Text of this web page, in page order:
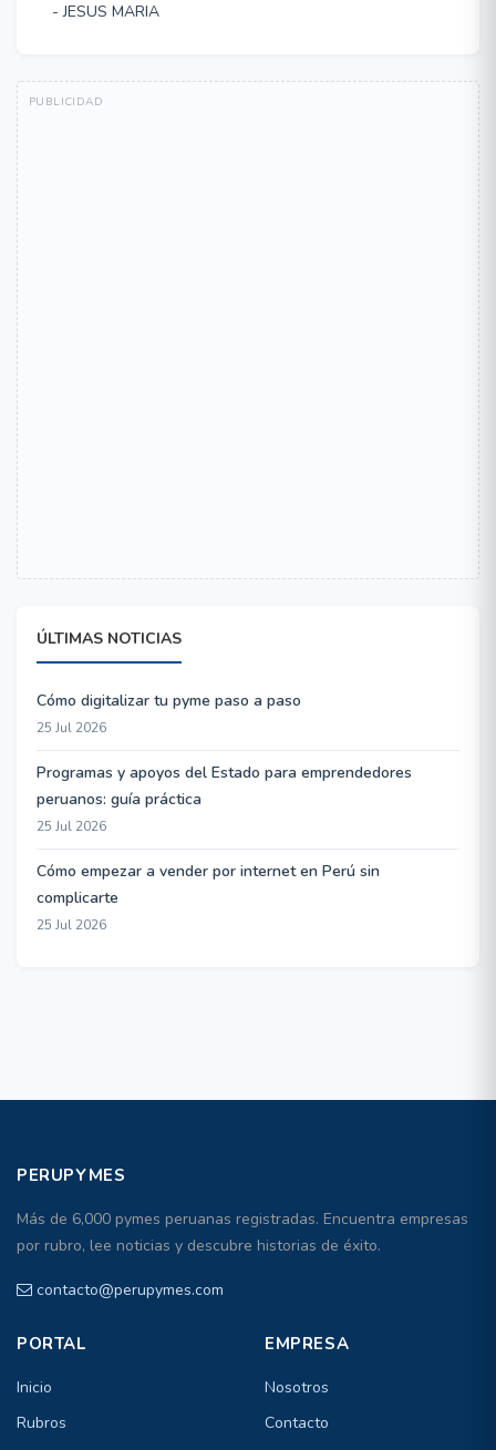
- JESUS MARIA
ÚLTIMAS NOTICIAS
Cómo digitalizar tu pyme paso a paso
25 Jul 2026
Programas y apoyos del Estado para emprendedores
peruanos: guía práctica
25 Jul 2026
Cómo empezar a vender por internet en Perú sin
complicarte
25 Jul 2026
PERUPYMES
Más de 6,000 pymes peruanas registradas. Encuentra empresas
por rubro, lee noticias y descubre historias de éxito.
contacto@perupymes.com
PORTAL
Inicio
Rubros
EMPRESA
Nosotros
Contacto